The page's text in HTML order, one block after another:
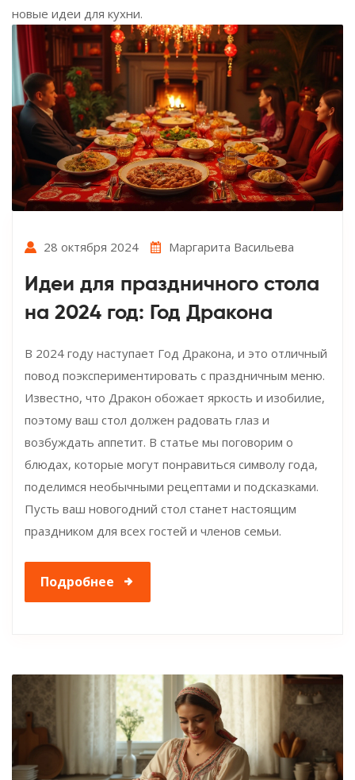
новые идеи для кухни.
28 октября 2024 Маргарита Васильева
Идеи для праздничного стола
на 2024 год: Год Дракона
В 2024 году наступает Год Дракона, и это отличный
повод поэкспериментировать с праздничным меню.
Известно, что Дракон обожает яркость и изобилие,
поэтому ваш стол должен радовать глаз и
возбуждать аппетит. В статье мы поговорим о
блюдах, которые могут понравиться символу года,
поделимся необычными рецептами и подсказками.
Пусть ваш новогодний стол станет настоящим
праздником для всех гостей и членов семьи.
Подробнее